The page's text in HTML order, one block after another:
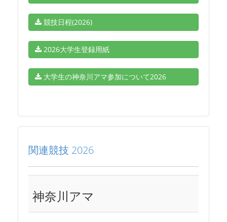
競技日程(2026)
2026大学生登録用紙
大学生の神奈川アマ参加について2026
関連競技 2026
神奈川アマ